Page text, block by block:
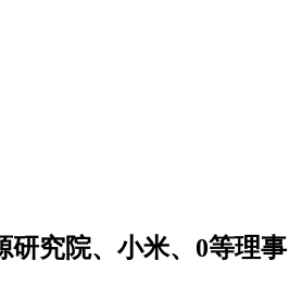
研究院、小米、0等理事